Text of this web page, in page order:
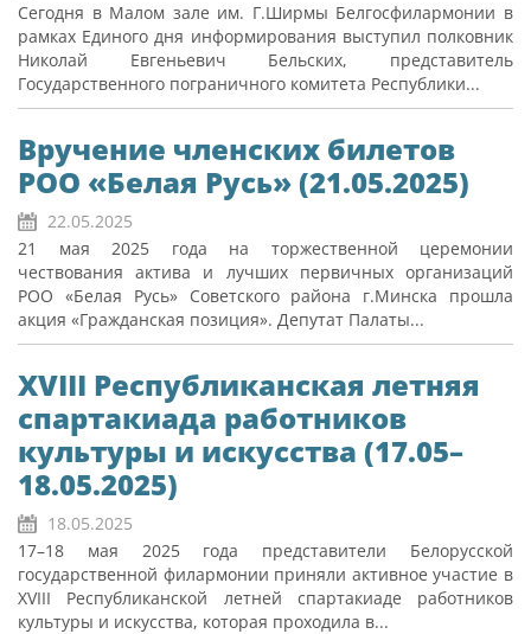
Сегодня в Малом зале им. Г.Ширмы Белгосфилармонии в
рамках Единого дня информирования выступил полковник
Николай Евгеньевич Бельских, представитель
Государственного пограничного комитета Республики...
Вручение членских билетов
РОО «Белая Русь» (21.05.2025)
22.05.2025
21 мая 2025 года на торжественной церемонии
чествования актива и лучших первичных организаций
РОО «Белая Русь» Советского района г.Минска прошла
акция «Гражданская позиция». Депутат Палаты...
XVIII Республиканская летняя
спартакиада работников
культуры и искусства (17.05–
18.05.2025)
18.05.2025
17–18 мая 2025 года представители Белорусской
государственной филармонии приняли активное участие в
XVIII Республиканской летней спартакиаде работников
культуры и искусства, которая проходила в...